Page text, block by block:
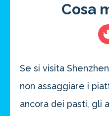
Cosa
Se si visita
non assaggiare i
ancora dei pasti, gli